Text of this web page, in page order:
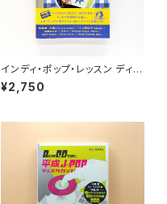
インディ・ポップ・レッスン ディス
クガイド
¥2,750